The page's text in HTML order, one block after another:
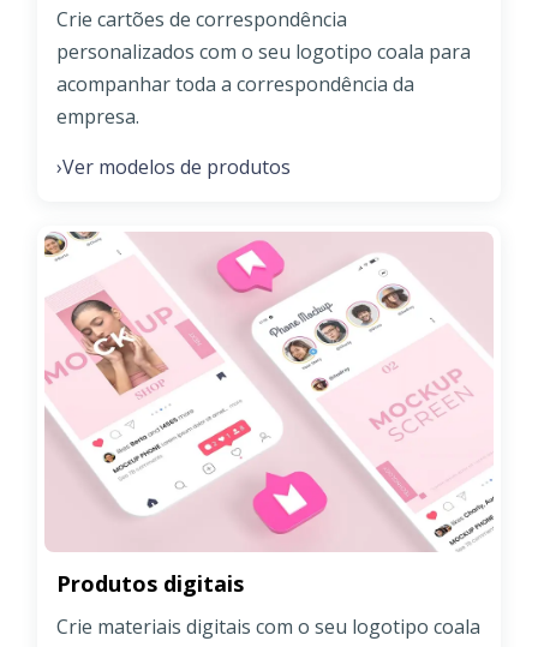
Crie cartões de correspondência
personalizados com o seu logotipo coala para
acompanhar toda a correspondência da
empresa.
›Ver modelos de produtos
Produtos digitais
Crie materiais digitais com o seu logotipo coala